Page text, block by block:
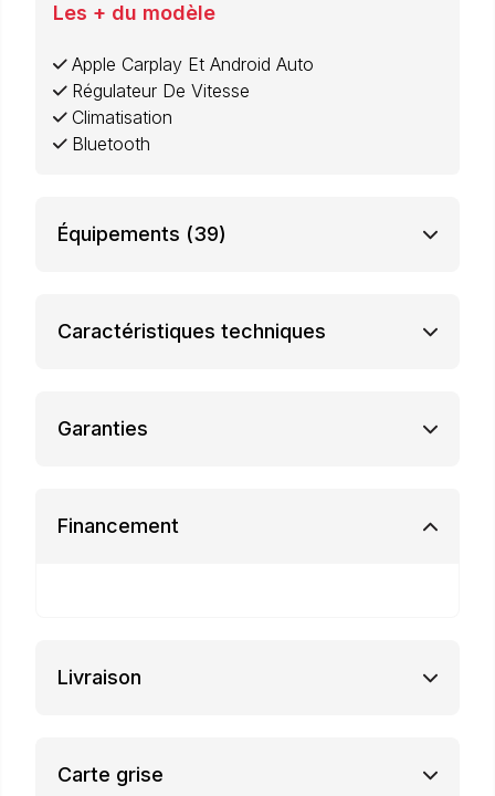
Les + du modèle
Apple Carplay Et Android Auto
Régulateur De Vitesse
Climatisation
Bluetooth
Équipements (39)
Caractéristiques techniques
Garanties
Financement
Livraison
Carte grise